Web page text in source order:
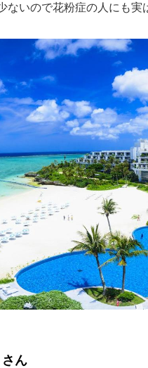
ないので花粉症の人にも実
ん